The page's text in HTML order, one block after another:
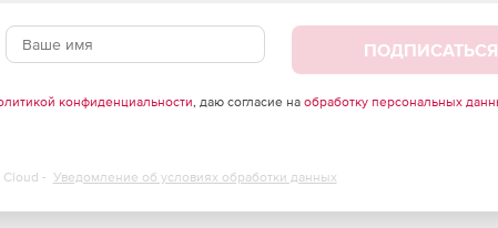
ПОДПИСАТЬСЯ
конфиденциальности, даю согласие на обработку персональных
Cloud - Уведомление об условиях обработки данных